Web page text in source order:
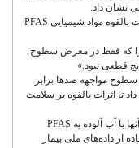
این فاجعه فرصتی را برای محققان فراهم کرد تا اثرات بالقوه مواد شیمیایی PFAS
را که فقط در معرض سطوح
سطوح مواجهه صدها برابر
تا اثرات بالقوه بر سلامت
محققان از آدرس مادران برای تخمین میزان مواجهه آنها با آب آلوده به PFAS
از داده‌های ملی بیمار